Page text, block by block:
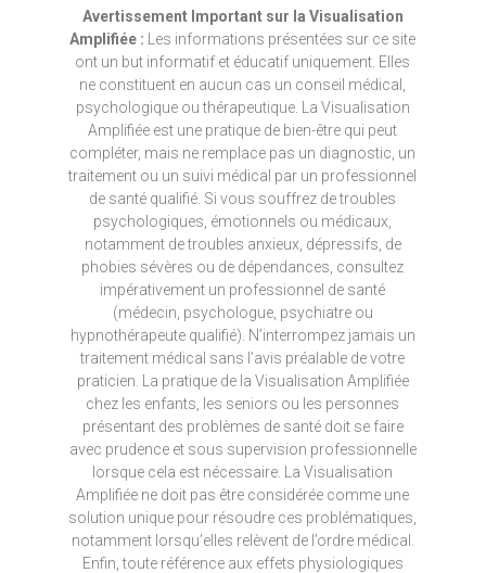
Avertissement Important sur la Visualisation
Amplifiée : Les informations présentées sur ce site
ont un but informatif et éducatif uniquement. Elles
ne constituent en aucun cas un conseil médical,
psychologique ou thérapeutique. La Visualisation
Amplifiée est une pratique de bien-être qui peut
compléter, mais ne remplace pas un diagnostic, un
traitement ou un suivi médical par un professionnel
de santé qualifié. Si vous souffrez de troubles
psychologiques, émotionnels ou médicaux,
notamment de troubles anxieux, dépressifs, de
phobies sévères ou de dépendances, consultez
impérativement un professionnel de santé
(médecin, psychologue, psychiatre ou
hypnothérapeute qualifié). N’interrompez jamais un
traitement médical sans l’avis préalable de votre
praticien. La pratique de la Visualisation Amplifiée
chez les enfants, les seniors ou les personnes
présentant des problèmes de santé doit se faire
avec prudence et sous supervision professionnelle
lorsque cela est nécessaire. La Visualisation
Amplifiée ne doit pas être considérée comme une
solution unique pour résoudre ces problématiques,
notamment lorsqu’elles relèvent de l’ordre médical.
Enfin, toute référence aux effets physiologiques